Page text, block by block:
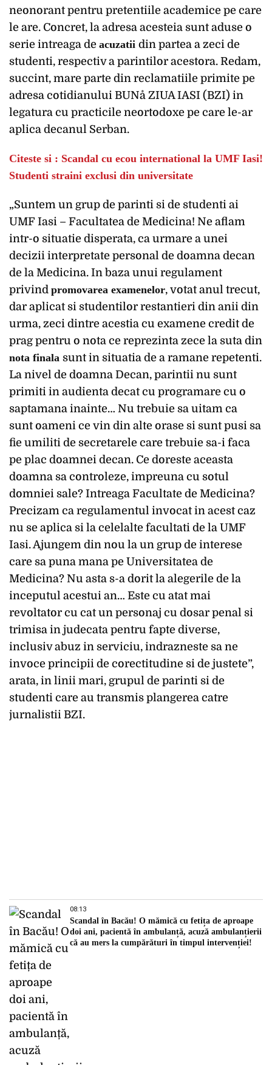
neonorant pentru pretentiile academice pe care
le are. Concret, la adresa acesteia sunt aduse o
serie intreaga de acuzatii din partea a zeci de
studenti, respectiv a parintilor acestora. Redam,
succint, mare parte din reclamatiile primite pe
adresa cotidianului BUNå ZIUA IASI (BZI) in
legatura cu practicile neortodoxe pe care le-ar
aplica decanul Serban.
Citeste si : Scandal cu ecou international la UMF Iasi!
Studenti straini exclusi din universitate
„Suntem un grup de parinti si de studenti ai
UMF Iasi – Facultatea de Medicina! Ne aflam
intr-o situatie disperata, ca urmare a unei
decizii interpretate personal de doamna decan
de la Medicina. In baza unui regulament
privind promovarea examenelor, votat anul trecut,
dar aplicat si studentilor restantieri din anii din
urma, zeci dintre acestia cu examene credit de
prag pentru o nota ce reprezinta zece la suta din
nota finala sunt in situatia de a ramane repetenti.
La nivel de doamna Decan, parintii nu sunt
primiti in audienta decat cu programare cu o
saptamana inainte… Nu trebuie sa uitam ca
sunt oameni ce vin din alte orase si sunt pusi sa
fie umiliti de secretarele care trebuie sa-i faca
pe plac doamnei decan. Ce doreste aceasta
doamna sa controleze, impreuna cu sotul
domniei sale? Intreaga Facultate de Medicina?
Precizam ca regulamentul invocat in acest caz
nu se aplica si la celelalte facultati de la UMF
Iasi. Ajungem din nou la un grup de interese
care sa puna mana pe Universitatea de
Medicina? Nu asta s-a dorit la alegerile de la
inceputul acestui an… Este cu atat mai
revoltator cu cat un personaj cu dosar penal si
trimisa in judecata pentru fapte diverse,
inclusiv abuz in serviciu, indrazneste sa ne
invoce principii de corectitudine si de justete”,
arata, in linii mari, grupul de parinti si de
studenti care au transmis plangerea catre
jurnalistii BZI.
08:13
Scandal în Bacău! O mămică cu fetița de aproape
doi ani, pacientă în ambulanță, acuză ambulanțierii
că au mers la cumpărături în timpul intervenției!